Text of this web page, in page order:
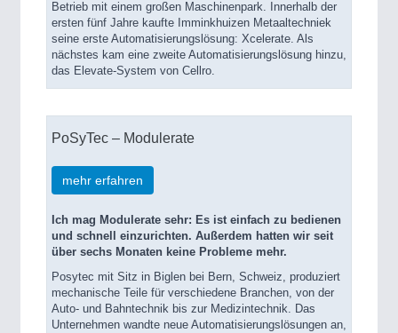
Betrieb mit einem großen Maschinenpark. Innerhalb der
ersten fünf Jahre kaufte Imminkhuizen Metaaltechniek
seine erste Automatisierungslösung: Xcelerate. Als
nächstes kam eine zweite Automatisierungslösung hinzu,
das Elevate-System von Cellro.
PoSyTec – Modulerate
mehr erfahren
Ich mag Modulerate sehr: Es ist einfach zu bedienen
und schnell einzurichten. Außerdem hatten wir seit
über sechs Monaten keine Probleme mehr.
Posytec mit Sitz in Biglen bei Bern, Schweiz, produziert
mechanische Teile für verschiedene Branchen, von der
Auto- und Bahntechnik bis zur Medizintechnik. Das
Unternehmen wandte neue Automatisierungslösungen an,